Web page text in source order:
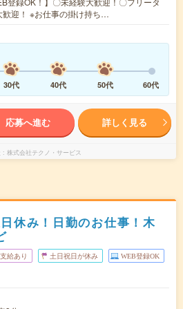
迎！ ※お仕事の掛け持ち…
30代 40代 50代 60代
応募へ進む 詳しく見る
株式会社テクノ・サービス
休み！日勤のお仕事！木
給あり 土日祝日が休み WEB登録OK